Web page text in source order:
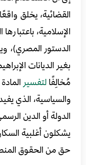
القضائية، يخلق
الدستور المصري)،
بغير الديانات
مُخالِفًالتفسير
والسياسية، الذي
الدولة أو الدين
يشكلون أغلبية
حق من الحقوق